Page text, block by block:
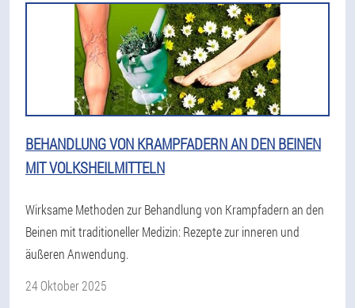
BEHANDLUNG VON KRAMPFADERN AN DEN BEINEN
MIT VOLKSHEILMITTELN
Wirksame Methoden zur Behandlung von Krampfadern an den
Beinen mit traditioneller Medizin: Rezepte zur inneren und
äußeren Anwendung.
24 Oktober 2025